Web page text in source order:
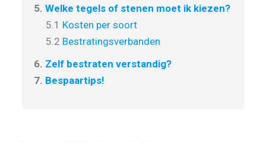
5. Welke tegels of stenen moet ik kiezen?
5.1 Kosten per soort
5.2 Bestratingsverbanden
6. Zelf bestraten verstandig?
7. Bespaartips!